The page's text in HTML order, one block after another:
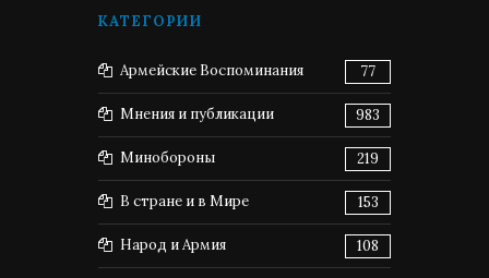
КАТЕГОРИИ
Армейские Воспоминания 77
Мнения и публикации 983
Минобороны 219
В стране и в Мире 153
Народ и Армия 108